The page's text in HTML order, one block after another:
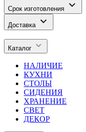
Срок изготовления
Доставка
Каталог
НАЛИЧИЕ
КУХНИ
СТОЛЫ
СИДЕНИЯ
ХРАНЕНИЕ
СВЕТ
ДЕКОР